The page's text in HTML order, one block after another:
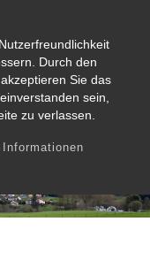
Durch den
Sie das
sein,
zu verlassen.
Eifel